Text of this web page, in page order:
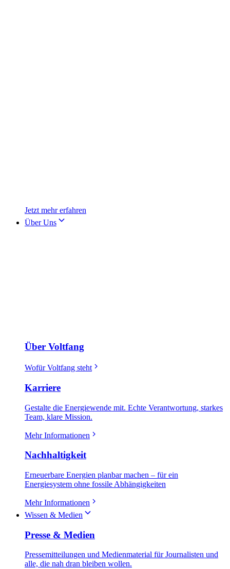
Jetzt mehr erfahren
Über Uns
Über Voltfang
Wofür Voltfang steht
Karriere
Gestalte die Energiewende mit. Echte Verantwortung, starkes
Team, klare Mission.
Mehr Informationen
Nachhaltigkeit
Erneuerbare Energien planbar machen – für ein
Energiesystem ohne fossile Abhängigkeiten
Mehr Informationen
Wissen & Medien
Presse & Medien
Pressemitteilungen und Medienmaterial für Journalisten und
alle, die nah dran bleiben wollen.